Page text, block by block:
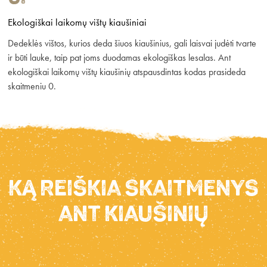
Ekologiškai laikomų vištų kiaušiniai
Dedeklės vištos, kurios deda šiuos kiaušinius, gali laisvai judėti tvarte
ir būti lauke, taip pat joms duodamas ekologiškas lesalas. Ant
ekologiškai laikomų vištų kiaušinių atspausdintas kodas prasideda
skaitmeniu 0.
Ką reiškia skaitmenys
ant kiaušinių
PIRMASIS SKAITMUO